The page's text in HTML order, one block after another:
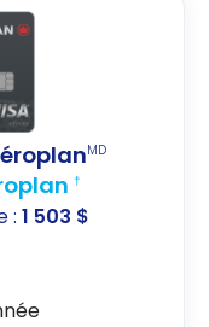
MD
†
:1 503 $